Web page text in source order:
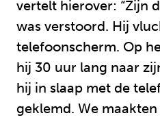
vertelt hierover: “Zijn
was verstoord. Hij
telefoonscherm. Op
hij 30 uur lang naar
hij in slaap met de
geklemd. We